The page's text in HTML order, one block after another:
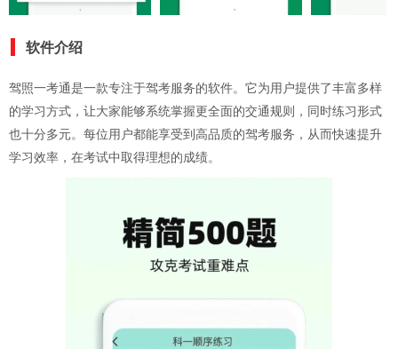
软件介绍
驾照一考通是一款专注于驾考服务的软件。它为用户提供了丰富多样
的学习方式，让大家能够系统掌握更全面的交通规则，同时练习形式
也十分多元。每位用户都能享受到高品质的驾考服务，从而快速提升
学习效率，在考试中取得理想的成绩。